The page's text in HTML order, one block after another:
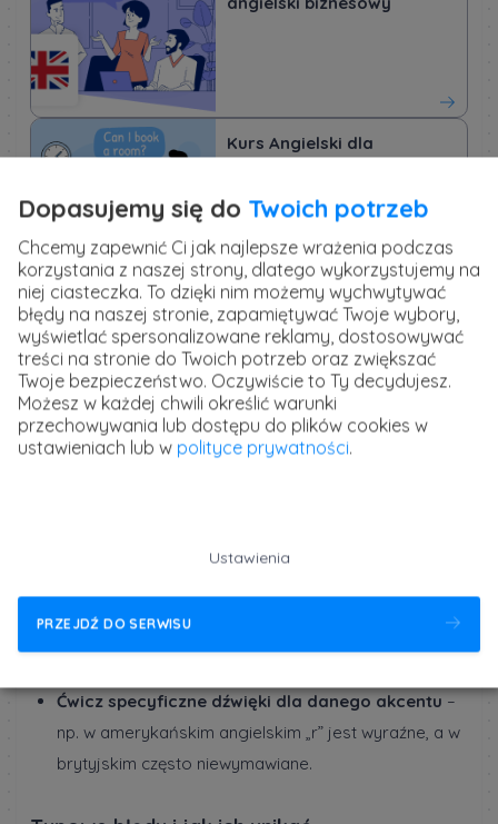
Kurs Angielski dla
Jak nauczyć się konkretnego akcentu?
Angielski ma wiele odmian – od amerykańskiego
General American po brytyjskie Received Pronunciation
czy australijski akcent. Jeśli chcesz mówić w konkretnym
Ćwicz specyficzne dźwięki dla danego akcentu –
np. w amerykańskim angielskim „r” jest wyraźne, a w
brytyjskim często niewymawiane.
Dopasujemy się do Twoich potrzeb
Chcemy zapewnić Ci jak najlepsze wrażenia podczas
korzystania z naszej strony, dlatego wykorzystujemy na
niej ciasteczka. To dzięki nim możemy wychwytywać
błędy na naszej stronie, zapamiętywać Twoje wybory,
wyświetlać spersonalizowane reklamy, dostosowywać
treści na stronie do Twoich potrzeb oraz zwiększać
Twoje bezpieczeństwo. Oczywiście to Ty decydujesz.
Możesz w każdej chwili określić warunki
przechowywania lub dostępu do plików cookies w
ustawieniach lub w polityce prywatności.
Ustawienia
PRZEJDŹ DO SERWISU